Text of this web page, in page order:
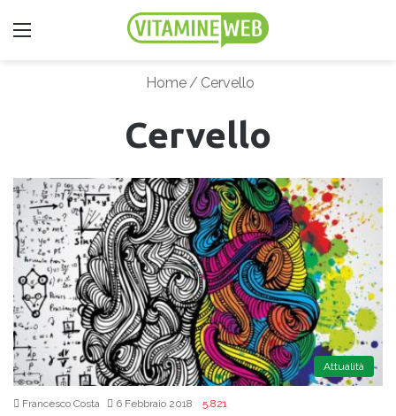
Home / Cervello
Cervello
Attualità
Francesco Costa 6 Febbraio 2018 5.821